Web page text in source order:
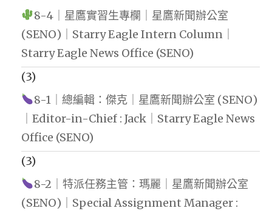
8-4｜星鷹實習生專欄｜星鷹新聞辦公室
(SENO)｜Starry Eagle Intern Column｜
Starry Eagle News Office (SENO)
(3)
8-1｜總編輯：傑克｜星鷹新聞辦公室 (SENO)
｜Editor-in-Chief : Jack｜Starry Eagle News
Office (SENO)
(3)
8-2｜特派任務主管：瑪麗｜星鷹新聞辦公室
(SENO)｜Special Assignment Manager :